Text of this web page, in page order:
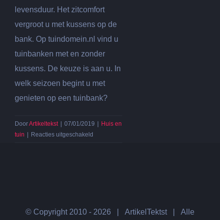
levensduur. Het zitcomfort
vergroot u met kussens op de
bank. Op tuindomein.nl vind u
tuinbanken met en zonder
kussens. De keuze is aan u. In
welk seizoen begint u met
genieten op een tuinbank?
DoorArtikeltekst 07/01/2019
Huis en
tuin
Reacties uitgeschakeld
een
© Copyright 2010 - 2026 | ArtikelTektst | Alle